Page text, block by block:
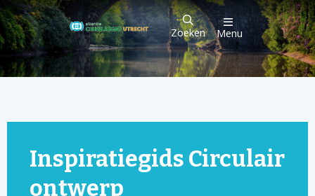
Zoeken Menu
Inspiratiegids Circulair
ontwerp